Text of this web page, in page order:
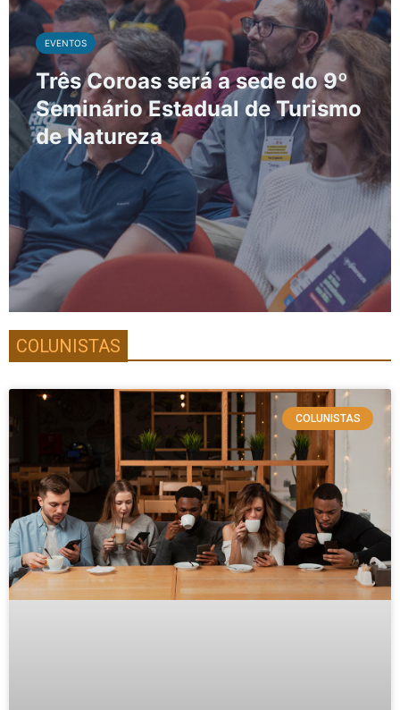
EVENTOS
Três Coroas será a sede do 9º
Seminário Estadual de Turismo
de Natureza
COLUNISTAS
COLUNISTAS